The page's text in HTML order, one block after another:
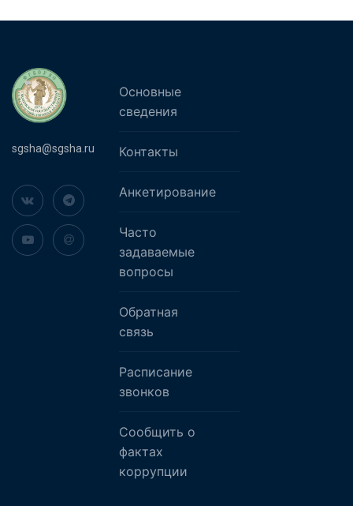
sgsha@sgsha.ru
Основные
сведения
Контакты
Анкетирование
Часто
задаваемые
вопросы
Обратная
связь
Расписание
звонков
Сообщить о
фактах
коррупции